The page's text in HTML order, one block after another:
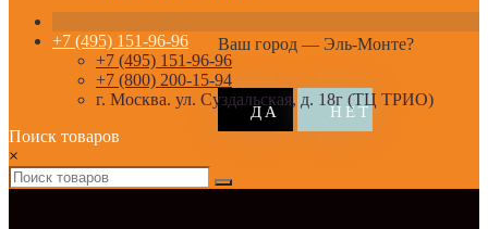
Ваш город — Эль-Монте?
+7 (495) 151-96-96
+7 (495) 151-96-96
+7 (800) 200-15-94
г. Москва. ул. Суздальская, д. 18г (ТЦ ТРИО)
Поиск товаров
×